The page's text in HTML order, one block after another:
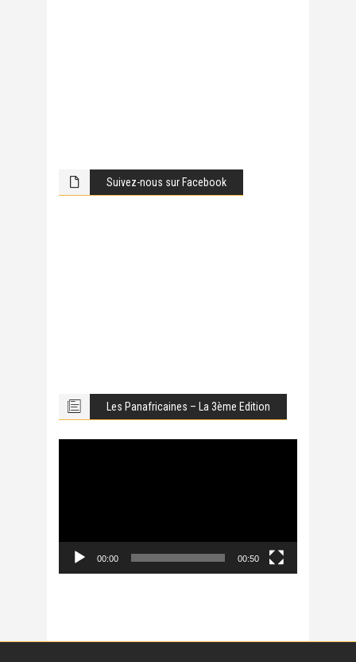
Suivez-nous sur Facebook
Les Panafricaines – La 3ème Edition
00:00 00:50